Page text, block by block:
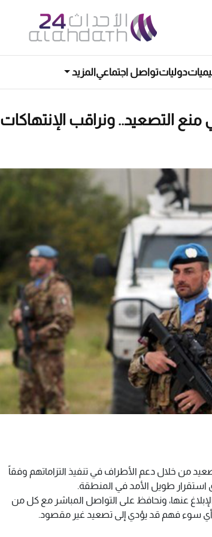
دولياتتواصل اجتماعيالمزيد
التصعيد.. ونراقب الإنتهاكات
من خلال دعم الأطراف في تنفيذ التزاماتهم وفقاً
عنها، ونحافظ على التواصل المباشر مع كل من
أي سوء فهم قد يؤدي إلى تصعيد غير مقصود.